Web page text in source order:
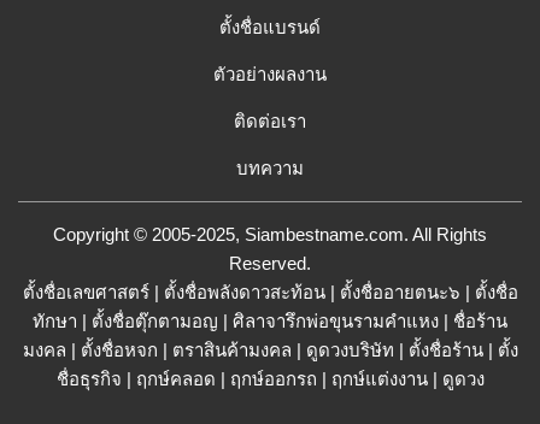
ตั้งชื่อแบรนด์
ตัวอย่างผลงาน
ติดต่อเรา
บทความ
Copyright © 2005-2025, Siambestname.com. All Rights
Reserved.
ตั้งชื่อเลขศาสตร์| ตั้งชื่อพลังดาวสะท้อน| ตั้งชื่ออายตนะ๖ | ตั้งชื่อ
ทักษา | ตั้งชื่อตุ๊กตามอญ | ศิลาจารึกพ่อขุนรามคำแหง | ชื่อร้าน
มงคล | ตั้งชื่อหจก | ตราสินค้ามงคล | ดูดวงบริษัท | ตั้งชื่อร้าน| ตั้ง
ชื่อธุรกิจ | ฤกษ์คลอด | ฤกษ์ออกรถ | ฤกษ์แต่งงาน| ดูดวง